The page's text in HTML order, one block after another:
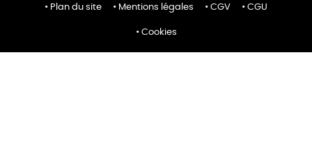
Plan du site Mentions légales CGV CGU
Cookies